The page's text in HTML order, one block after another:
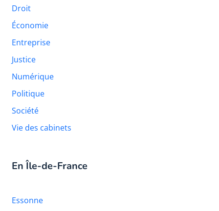
Droit
Économie
Entreprise
Justice
Numérique
Politique
Société
Vie des cabinets
En Île-de-France
Essonne